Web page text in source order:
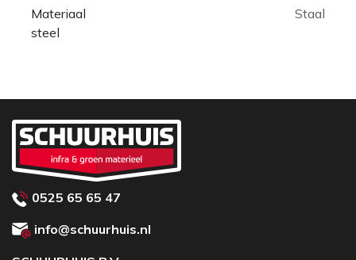
gereedschap muurvast aan de steel zitten en kan de
doorgestoken hilt zonder lijm of nietje aan de steel
de steel loopt. Het buigingsproces maakt de steel
extreem sterk. Daarnaast wordt de ATLAS steel
gewaxt met het plantaardige Carnauba wat zorgt
voor een langere levensduur en een prettige gladde
steel, waardoor blaren worden voorkomen.
Uitleg dulstand
Met de dulstand wordt de hoek aangegeven t.o.v.
Materiaal
steel
Staal
0525 65 65 47
info@schuurhuis.nl